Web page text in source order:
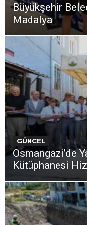
Büyükşehir
Madalya
GÜNCEL
Osmangazi’de
Kütüphanesi